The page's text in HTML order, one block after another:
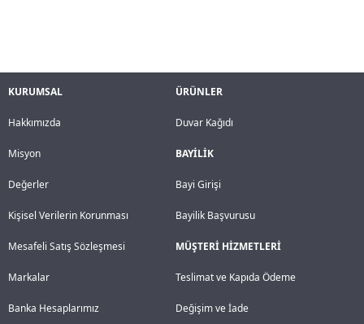
KURUMSAL
Hakkımızda
Misyon
Değerler
Kişisel Verilerin Korunması
Mesafeli Satış Sözleşmesi
Markalar
Banka Hesaplarımız
ÜRÜNLER
Duvar Kağıdı
BAYİLİK
Bayi Girişi
Bayilik Başvurusu
MÜŞTERİ HİZMETLERİ
Teslimat ve Kapıda Ödeme
Değişim ve İade